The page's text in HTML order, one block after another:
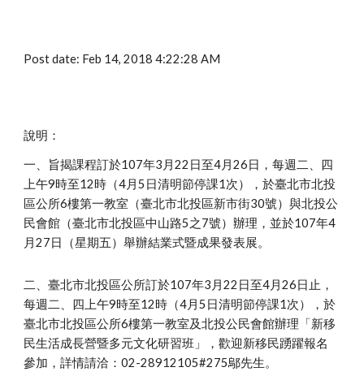
Post date: Feb 14, 2018 4:22:28 AM
說明：
一、旨揭課程訂於107年3月22日至4月26日，每週二、四
上午9時至12時（4月5日清明節停課1次），於臺北市北投
區公所6樓第一教室（臺北市北投區新市街30號）與北投公
民會館（臺北市北投區中山路5之7號）辦理，並於107年4
月27日（星期五）舉辦結業式暨成果發表展。
二、臺北市北投區公所訂於107年3月22日至4月26日止，
每週二、四上午9時至12時（4月5日清明節停課1次），於
臺北市北投區公所6樓第一教室及北投公民會館辦理「新移
民生活成長營暨多元文化研習班」，歡迎新移民踴躍報名
參加，詳情請洽：02-28912105#275鄔先生。